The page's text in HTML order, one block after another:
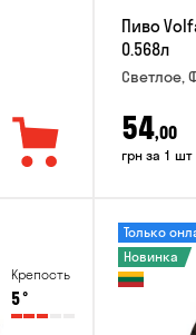
Пиво
0.568л
Светлое,
54,00
грн за 1 шт
Крепость
5°
Только
Новинка